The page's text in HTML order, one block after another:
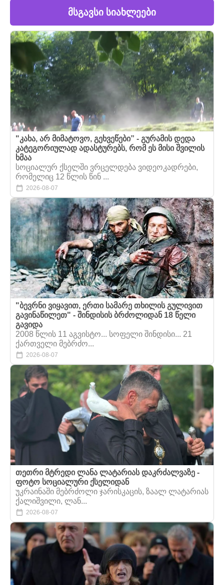
მსგავსი სიახლეები
"კახა, არ მიმატოვო, გეხვეწები” - გურამის დედა
კატეგორიულად ადასტურებს, რომ ეს მისი შვილის
ხმაა
სოციალურ ქსელში ვრცელდება ვიდეოკადრები,
რომელიც 12 წლის წინ ...
2026-08-07
"ბევრნი ვიყავით, ერთი სამარე თხილის გულივით
გავინაწილეთ" - შინდისის ბრძოლიდან 18 წელი
გავიდა
2008 წლის 11 აგვისტო... სოფელი შინდისი... 21
ქართველი მებრძო...
2026-08-07
თეთრი მტრედი ლანა ლატარიას დაკრძალვაზე -
ფოტო სოციალური ქსელიდან
უკრაინაში მებრძოლი ჯარისკაცის, ზაალ ლატარიას
ქალიშვილი, ლან...
2026-08-07